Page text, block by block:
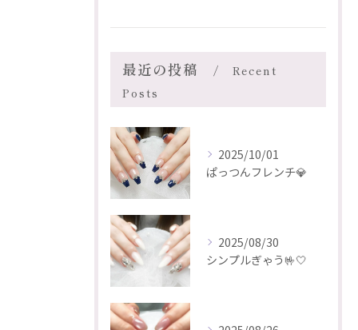
最近の投稿
Recent
Posts
2025/10/01
ぱっつんフレンチ💎
2025/08/30
シンプルぎゃう🤟🤍